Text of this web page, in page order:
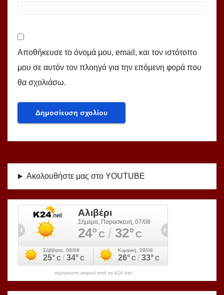
Αποθήκευσε το όνομά μου, email, και τον ιστότοπο
μου σε αυτόν τον πλοηγό για την επόμενη φορά που
θα σχολιάσω.
Ακολουθήστε μας στο YOUTUBE
πρόγνωση καιρού από το k24.net